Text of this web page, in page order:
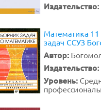
Издательство:
Математика 11
задач ССУЗ
Автор:
Издательство:
Уровень: